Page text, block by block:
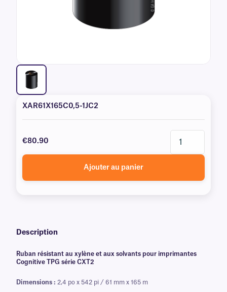
XAR61X165C0,5-1JC2
€80.90
Ajouter au panier
Description
Ruban résistant au xylène et aux solvants pour imprimantes
Cognitive TPG série CXT2
Dimensions : 2,4 po x 542 pi / 61 mm x 165 m